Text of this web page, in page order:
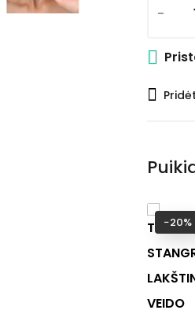
-
−20%